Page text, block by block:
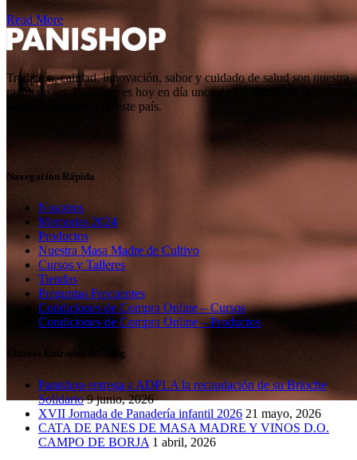
Read More
Tradición, calidad, innovación, sabor y cuidado de salud son nuestra
razón de ser. Panishop es hoy en día unos de los líderes de la
industria panadera de este país.
Navegación Rápida
Nosotros
Memorias 2024
Productos
Nuestra Masa Madre de Cultivo
Cursos y Talleres
Tiendas
Preguntas Frecuentes
Condiciones de Compra Online – Cursos
Condiciones de Compra Online – Productos
Últimas Entradas del Blog
Panishop entrega a ADPLA la recaudación de su Brioche
Solidario 9 junio, 2026
XVII Jornada de Panadería infantil 2026 21 mayo, 2026
CATA DE PANES DE MASA MADRE Y VINOS D.O.
CAMPO DE BORJA 1 abril, 2026